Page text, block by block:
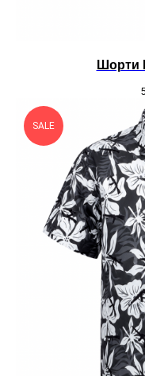
Шорти
SALE